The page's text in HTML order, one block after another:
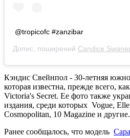
@tropicofc #zanzibar
Допис, поширений Candice
Кэндис Свейнпол - 30-летняя
которая известна, прежде всего,
Victoria's Secret. Ее фото также
издания, среди которых Vogue,
Cosmopolitan, 10 Magazine и другие.
Ранее сообщалось, что модель